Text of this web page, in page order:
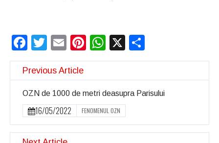
Facebook
Twitter
EmailPinterest
WhatsApp
X
Previous Article
OZN de 1000 de metri deasupra Parisului
16/05/2022 FENOMENUL OZN